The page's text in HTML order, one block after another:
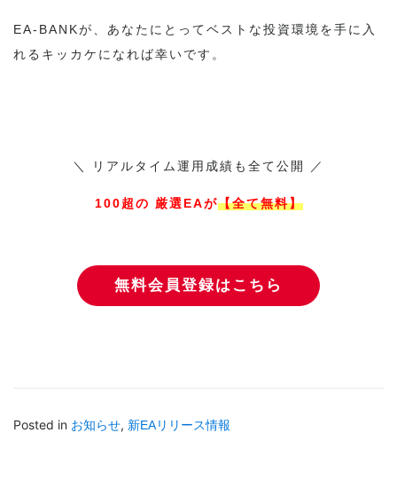
EA-BANKが、あなたにとってベストな投資環境を手に入
れるキッカケになれば幸いです。
＼ リアルタイム運用成績も全て公開 ／
100超の 厳選EAが【全て無料】
無料会員登録はこちら
Posted in お知らせ, 新EAリリース情報